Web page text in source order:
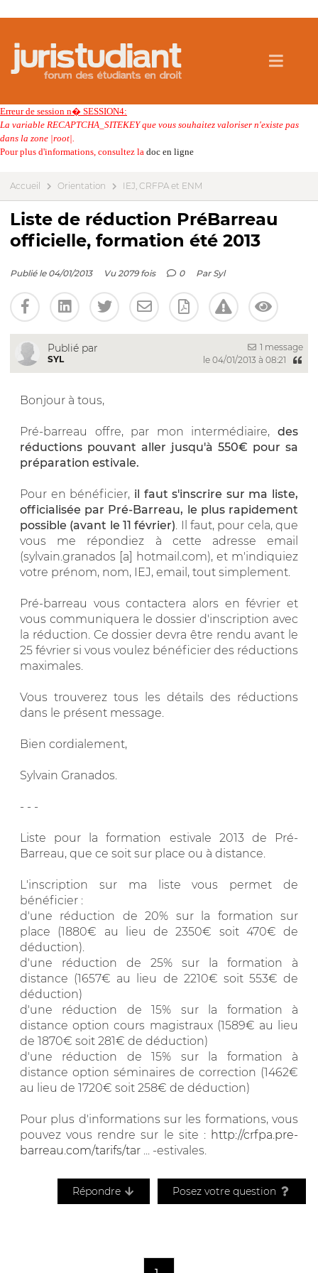
Erreur de session n� SESSION4:
La variable RECAPTCHA_SITEKEY que vous souhaitez valoriser n'existe pas
dans la zone |root|.
Pour plus d'informations, consultez la doc en ligne
Accueil Orientation IEJ, CRFPA et ENM
Liste de réduction PréBarreau
officielle, formation été 2013
Publié le 04/01/2013 Vu 2079 fois 0 Par Syl
Publié par
SYL
1 message
le 04/01/2013 à 08:21
Bonjour à tous,
Pré-barreau offre, par mon intermédiaire, des
réductions pouvant aller jusqu'à 550€ pour sa
préparation estivale.
Pour en bénéficier, il faut s'inscrire sur ma liste,
officialisée par Pré-Barreau, le plus rapidement
possible (avant le 11 février) . Il faut, pour cela, que
vous me répondiez à cette adresse email
(sylvain.granados [a] hotmail.com), et m'indiquiez
votre prénom, nom, IEJ, email, tout simplement.
Pré-barreau vous contactera alors en février et
vous communiquera le dossier d'inscription avec
la réduction. Ce dossier devra être rendu avant le
25 février si vous voulez bénéficier des réductions
maximales.
Vous trouverez tous les détails des réductions
dans le présent message.
Bien cordialement,
Sylvain Granados.
- - -
Liste pour la formation estivale 2013 de Pré-
Barreau, que ce soit sur place ou à distance.
L'inscription sur ma liste vous permet de
bénéficier :
d'une réduction de 20% sur la formation sur
place (1880€ au lieu de 2350€ soit 470€ de
déduction).
d'une réduction de 25% sur la formation à
distance (1657€ au lieu de 2210€ soit 553€ de
déduction)
d'une réduction de 15% sur la formation à
distance option cours magistraux (1589€ au lieu
de 1870€ soit 281€ de déduction)
d'une réduction de 15% sur la formation à
distance option séminaires de correction (1462€
au lieu de 1720€ soit 258€ de déduction)
Pour plus d'informations sur les formations, vous
pouvez vous rendre sur le site : http://crfpa.pre-
barreau.com/tarifs/tar ... -estivales.
Répondre Posez votre question